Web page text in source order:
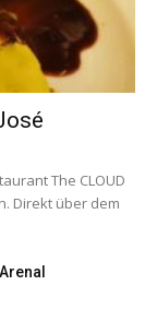
The CLOUD
Direkt über dem